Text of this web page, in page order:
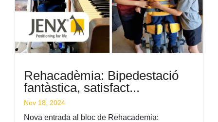
Rehacadèmia: Bipedestació
fantàstica, satisfact...
Nov 18, 2024
Nova entrada al bloc de Rehacademia: